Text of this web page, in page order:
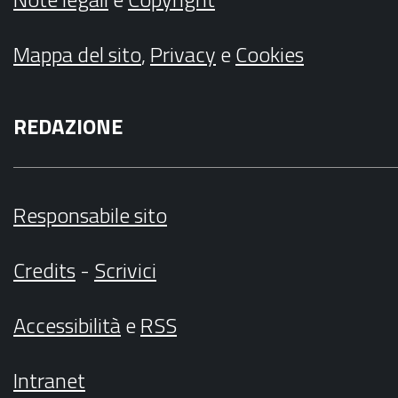
Mappa del sito,PrivacyeCookies
REDAZIONE
Responsabile sito
Credits- Scrivici
AccessibilitàeRSS
Intranet